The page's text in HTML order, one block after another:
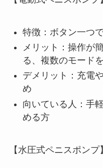
特徴：ボタン一つ
メリット：操作が
る、複数のモード
デメリット：充電
め
向いている人：手
める方
【水圧式ペニスポンプ】